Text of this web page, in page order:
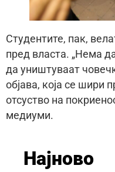
Студентите, пак,
пред власта. „Нема
да уништуваат
објава, која се шири
отсуство на
медиуми.
Најново